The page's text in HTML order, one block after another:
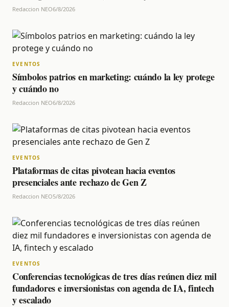
Redaccion NEO6/8/2026
EVENTOS
Símbolos patrios en marketing: cuándo la ley protege
y cuándo no
Redaccion NEO6/8/2026
EVENTOS
Plataformas de citas pivotean hacia eventos
presenciales ante rechazo de Gen Z
Redaccion NEO5/8/2026
EVENTOS
Conferencias tecnológicas de tres días reúnen diez mil
fundadores e inversionistas con agenda de IA, fintech
y escalado